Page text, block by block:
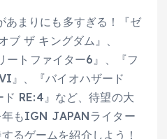
あまりにも多すぎる！『ゼ
ブ ザ キングダム』、
ートファイター6』、『フ
』、『バイオハザード
RE:4』など、待望の大
もIGN JAPANライター
るゲームを紹介しよう！